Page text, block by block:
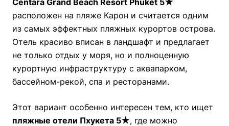
Centara Grand Beach Resort Phuket 5★
расположен на пляже Карон и считается одним
из самых эффектных пляжных курортов острова.
Отель красиво вписан в ландшафт и предлагает
не только отдых у моря, но и полноценную
курортную инфраструктуру с аквапарком,
бассейном-рекой, спа и ресторанами.
Этот вариант особенно интересен тем, кто ищет
пляжные отели Пхукета 5★, где можно